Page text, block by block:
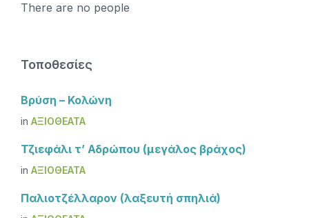
There are no people
Τοποθεσίες
Βρύση – Κολώνη
in ΑΞΙΟΘΈΑΤΑ
Τζιεφάλι τ’ Αδρώπου (μεγάλος βράχος)
in ΑΞΙΟΘΈΑΤΑ
Παλιοτζέλλαρον (λαξευτή σπηλιά)